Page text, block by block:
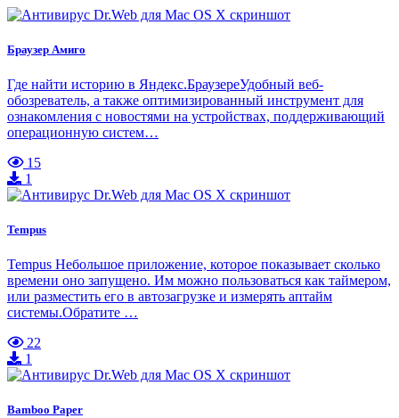
Браузер Амиго
Где найти историю в Яндекс.БраузереУдобный веб-
обозреватель, а также оптимизированный инструмент для
ознакомления с новостями на устройствах, поддерживающий
операционную систем…
15
1
Tempus
Tempus Небольшое приложение, которое показывает сколько
времени оно запущено. Им можно пользоваться как таймером,
или разместить его в автозагрузке и измерять аптайм
системы.Обратите …
22
1
Bamboo Paper